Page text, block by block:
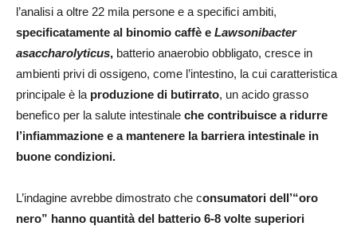
l’analisi a oltre 22 mila persone e a specifici ambiti,
specificatamente al binomio caffè e Lawsonibacter
asaccharolyticus, batterio anaerobio obbligato, cresce in
ambienti privi di ossigeno, come l’intestino, la cui caratteristica
principale è la produzione di butirrato, un acido grasso
benefico per la salute intestinale che contribuisce a ridurre
l’infiammazione e a mantenere la barriera intestinale in
buone condizioni.
L’indagine avrebbe dimostrato che consumatori dell’“oro
nero” hanno quantità del batterio 6-8 volte superiori